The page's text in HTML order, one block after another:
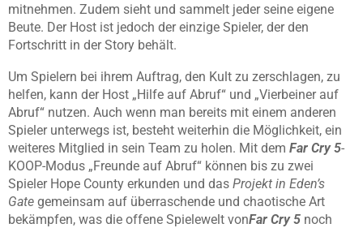
mitnehmen. Zudem sieht und sammelt jeder seine eigene
Beute. Der Host ist jedoch der einzige Spieler, der den
Fortschritt in der Story behält.
Um Spielern bei ihrem Auftrag, den Kult zu zerschlagen, zu
helfen, kann der Host „Hilfe auf Abruf“ und „Vierbeiner auf
Abruf“ nutzen. Auch wenn man bereits mit einem anderen
Spieler unterwegs ist, besteht weiterhin die Möglichkeit, ein
weiteres Mitglied in sein Team zu holen. Mit dem Far Cry 5-
KOOP-Modus „Freunde auf Abruf“ können bis zu zwei
Spieler Hope County erkunden und das Projekt in Eden’s
Gate gemeinsam auf überraschende und chaotische Art
bekämpfen, was die offene Spielewelt vonFar Cry 5 noch